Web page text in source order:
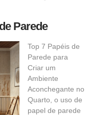
Parede
Top 7 Papéis de
Parede para
Criar um
Ambiente
Aconchegante no
Quarto, o uso de
papel de parede